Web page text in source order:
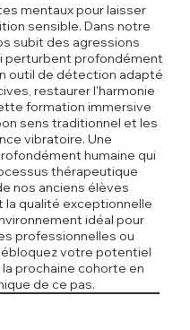
mentaux pour laisser
sensible. Dans notre
subit des agressions
perturbent profondément
outil de détection adapté
restaurer l'harmonie
formation immersive
sens traditionnel et les
vibratoire. Une
humaine qui
thérapeutique
nos anciens élèves
la qualité exceptionnelle
idéal pour
professionnelles ou
votre potentiel
prochaine cohorte en
de ce pas.